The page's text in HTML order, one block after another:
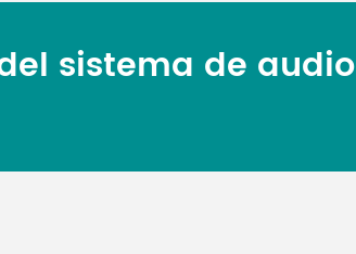
sistema de audio